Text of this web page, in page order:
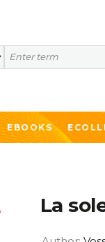
Search
EBOOKS
La